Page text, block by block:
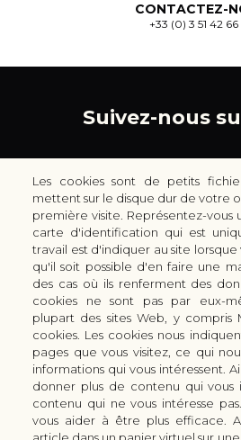
CONTACTEZ-
+33 (0) 3 51 42 66
Suivez-nous
30 rue Colbert - 51100 REIMS -
+33 (0) 3 51 42 66 63
Boutique
LES GAMMES DE COUTEAUX
LES ACCESSOIRES DE CUISINE
CUTTERS & CISEAUX KAI
LES SERVICES/PRESTATIONS
Bon à savoir
Les cookies sont de petits
mettent sur le disque dur de votre
première visite. Représentez-vous
carte d'identification qui est
travail est d'indiquer au site
qu'il soit possible d'en faire une
des cas où ils renferment des
cookies ne sont pas par eux-
plupart des sites Web, y compris
cookies. Les cookies nous
pages que vous visitez, ce qui
informations qui vous intéressent.
donner plus de contenu qui vous
contenu qui ne vous intéresse
vous aider à être plus efficace.
article dans un panier virtuel sur